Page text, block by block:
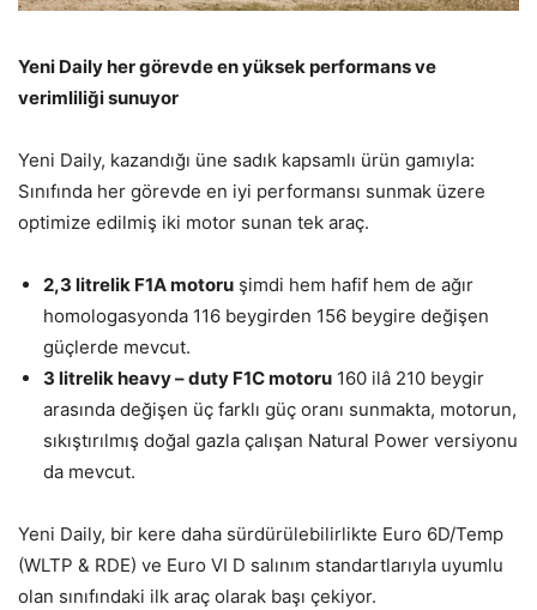
Yeni Daily her görevde en yüksek performans ve
verimliliği sunuyor
Yeni Daily, kazandığı üne sadık kapsamlı ürün gamıyla:
Sınıfında her görevde en iyi performansı sunmak üzere
optimize edilmiş iki motor sunan tek araç.
2,3 litrelik F1A motoru şimdi hem hafif hem de ağır
homologasyonda 116 beygirden 156 beygire değişen
güçlerde mevcut.
3 litrelik heavy – duty F1C motoru 160 ilâ 210 beygir
arasında değişen üç farklı güç oranı sunmakta, motorun,
sıkıştırılmış doğal gazla çalışan Natural Power versiyonu
da mevcut.
Yeni Daily, bir kere daha sürdürülebilirlikte Euro 6D/Temp
(WLTP & RDE) ve Euro VI D salınım standartlarıyla uyumlu
olan sınıfındaki ilk araç olarak başı çekiyor.